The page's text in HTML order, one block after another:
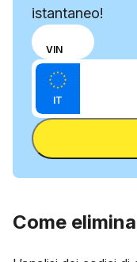
istantaneo!
Scegli
se
inserire
numero
di telaio
o la
VIN
Inserisci il VIN
IT
Come